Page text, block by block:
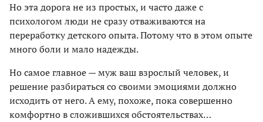
Но эта дорога не из простых, и часто даже с
психологом люди не сразу отваживаются на
переработку детского опыта. Потому что в этом опыте
много боли и мало надежды.
Но самое главное — муж ваш взрослый человек, и
решение разбираться со своими эмоциями должно
исходить от него. А ему, похоже, пока совершенно
комфортно в сложившихся обстоятельствах…